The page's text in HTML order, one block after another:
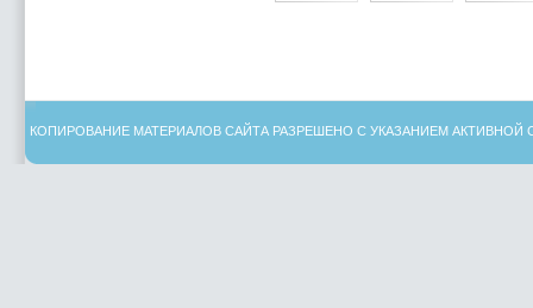
КОПИРОВАНИЕ МАТЕРИАЛОВ САЙТА РАЗРЕШЕНО С УКАЗАНИЕМ АКТИВНОЙ